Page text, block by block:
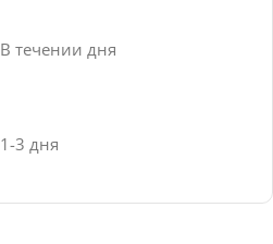
В течении дня
1-3 дня